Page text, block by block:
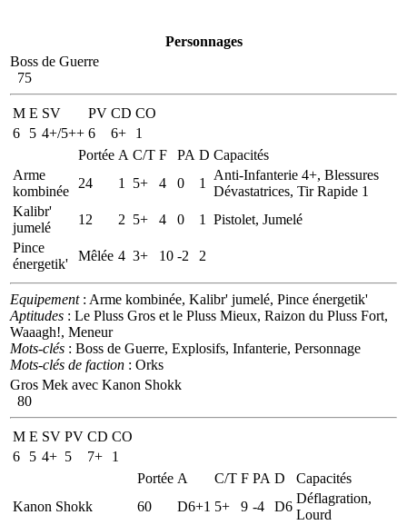
Personnages
Boss de Guerre
75
M E SV PV CD CO
6
5 4+/5++ 6 6+
1
Portée A C/T F PA D Capacités
Arme
kombinée
24 1 5+ 4 0 1
Anti-Infanterie 4+, Blessures
Dévastatrices, Tir Rapide 1
Kalibr'
jumelé
12 2 5+ 4 0 1
Pistolet, Jumelé
Pince
énergetik'
Mêlée 4 3+ 10 -2 2
Equipement: Arme kombinée, Kalibr' jumelé, Pince énergetik'
Aptitudes : Le Pluss Gros et le Pluss Mieux, Raizon du Pluss Fort,
Waaagh!, Meneur
Mots-clés : Boss de Guerre, Explosifs, Infanterie, Personnage
Mots-clés de faction : Orks
Gros Mek avec Kanon Shokk
80
M E SV PV CD CO
6
5 4+ 5 7+
1
Portée A C/T F PA D
Capacités
Kanon Shokk
60 D6+1 5+ 9 -4 D6
Déflagration,
Lourd